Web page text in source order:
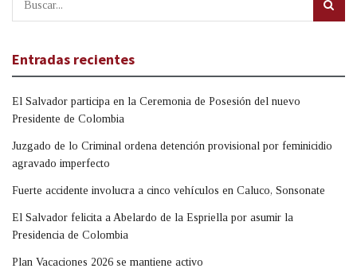
Entradas recientes
El Salvador participa en la Ceremonia de Posesión del nuevo
Presidente de Colombia
Juzgado de lo Criminal ordena detención provisional por feminicidio
agravado imperfecto
Fuerte accidente involucra a cinco vehículos en Caluco, Sonsonate
El Salvador felicita a Abelardo de la Espriella por asumir la
Presidencia de Colombia
Plan Vacaciones 2026 se mantiene activo